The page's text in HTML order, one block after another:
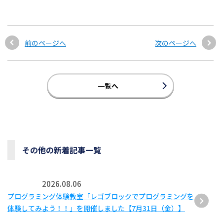
前のページへ 次のページへ
一覧へ
その他の新着記事一覧
2026.08.06
プログラミング体験教室「レゴブロックでプログラミングを
体験してみよう！！」を開催しました【7月31日（金）】